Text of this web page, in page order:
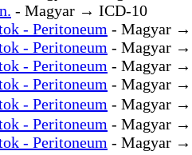
- Magyar → ICD-10
- Peritoneum - Magyar →
- Peritoneum - Magyar
- Peritoneum - Magyar →
- Peritoneum - Magyar →
- Peritoneum - Magyar
- Peritoneum - Magyar →
- Peritoneum - Magyar →